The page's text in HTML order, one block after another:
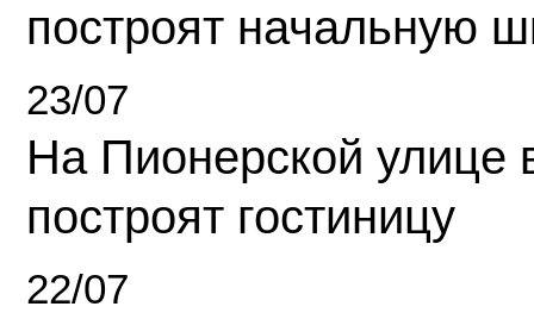
построят начальную
23/07
На Пионерской улице
построят гостиницу
22/07